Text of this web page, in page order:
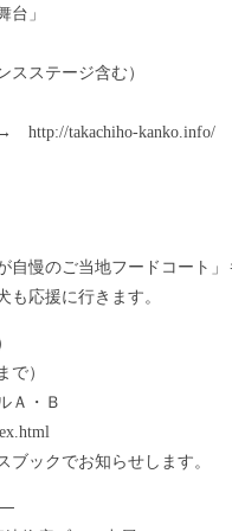
」
ステージ含む）
takachiho-kanko.info/
自慢のご当地フードコート」
応援に行きます。
）
Ａ・Ｂ
ックでお知らせします。